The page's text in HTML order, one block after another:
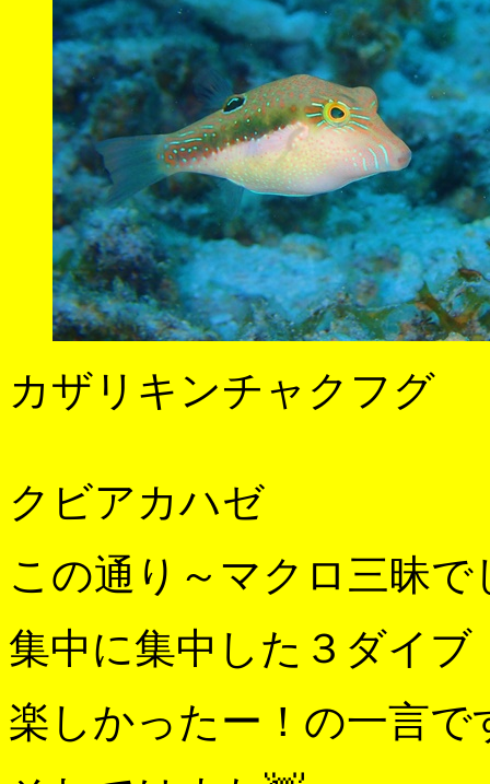
カザリキンチャクフグ
クビアカハゼ
この通り～マクロ三昧で
集中に集中した３ダイブ
楽しかったー！の一言で